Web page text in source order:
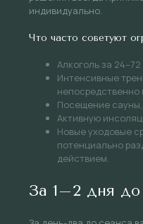
индивидуально.
Что часто советуют
Алкоголь за
Интенсивные
непосредственно
Посещение сауны,
Активную
Новые уходовые
потенциально
действием.
За 1–2 дня